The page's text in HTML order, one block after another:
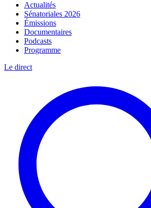
Actualités
Sénatoriales 2026
Émissions
Documentaires
Podcasts
Programme
Le direct